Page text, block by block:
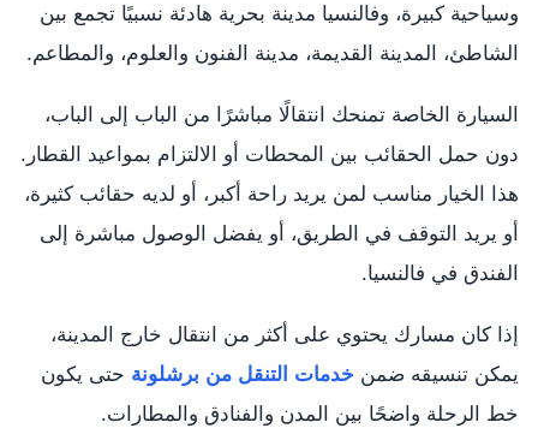
وسياحية كبيرة، وفالنسيا مدينة بحرية هادئة نسبيًا تجمع بين
الشاطئ، المدينة القديمة، مدينة الفنون والعلوم، والمطاعم.
السيارة الخاصة تمنحك انتقالًا مباشرًا من الباب إلى الباب،
دون حمل الحقائب بين المحطات أو الالتزام بمواعيد القطار.
هذا الخيار مناسب لمن يريد راحة أكبر، أو لديه حقائب كثيرة،
أو يريد التوقف في الطريق، أو يفضل الوصول مباشرة إلى
الفندق في فالنسيا.
إذا كان مسارك يحتوي على أكثر من انتقال خارج المدينة،
يمكن تنسيقه ضمن خدمات التنقل من برشلونة حتى يكون
خط الرحلة واضحًا بين المدن والفنادق والمطارات.